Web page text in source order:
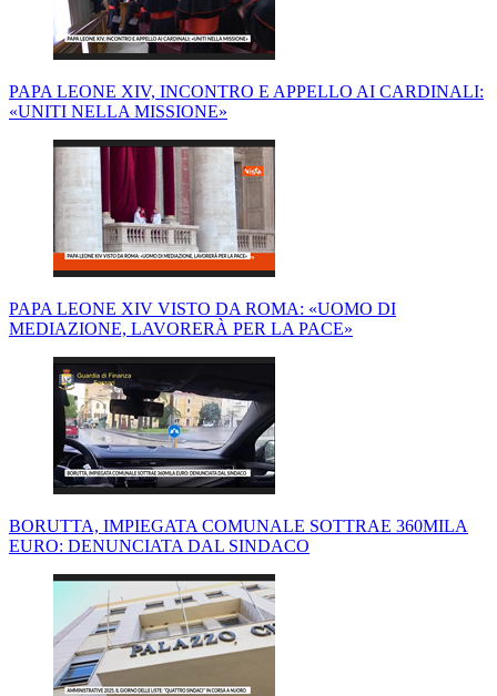
PAPA LEONE XIV, INCONTRO E APPELLO AI CARDINALI:
«UNITI NELLA MISSIONE»
PAPA LEONE XIV VISTO DA ROMA: «UOMO DI
MEDIAZIONE, LAVORERÀ PER LA PACE»
BORUTTA, IMPIEGATA COMUNALE SOTTRAE 360MILA
EURO: DENUNCIATA DAL SINDACO